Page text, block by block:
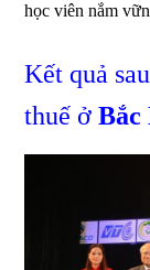
học viên nắm
Kết quả
thuế ởBắc